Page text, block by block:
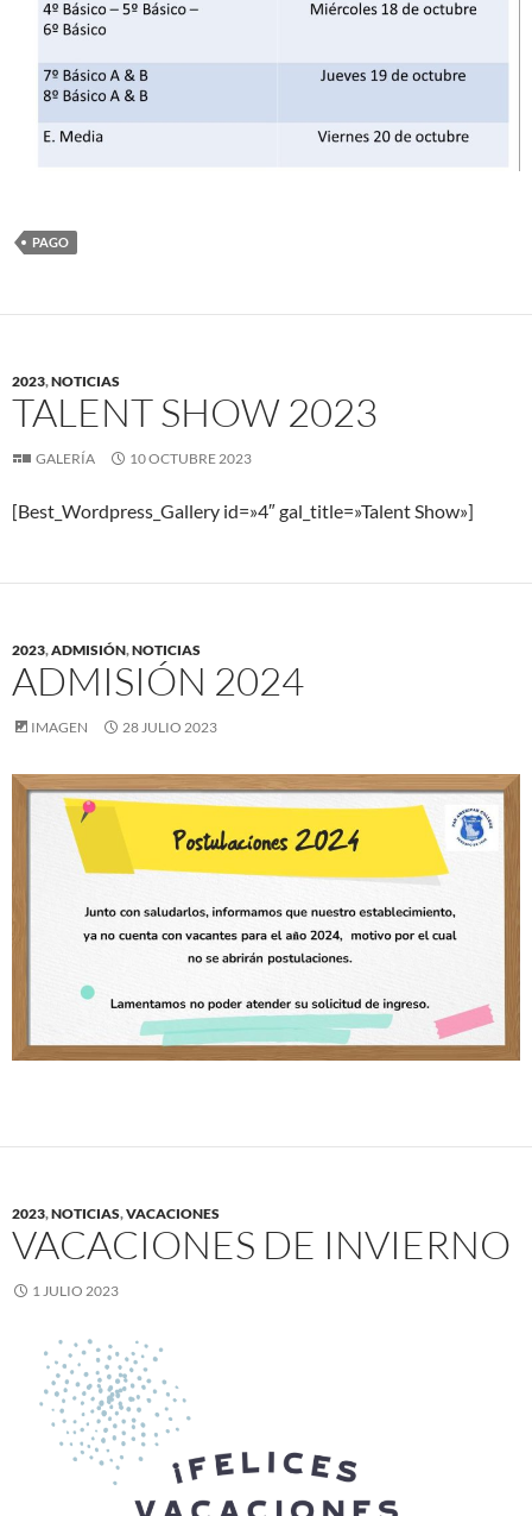
PAGO
2023,NOTICIAS
TALENT SHOW 2023
GALERÍA 10 OCTUBRE 2023
[Best_Wordpress_Gallery id=»4″ gal_title=»Talent Show»]
2023,ADMISIÓN,NOTICIAS
ADMISIÓN 2024
IMAGEN 28 JULIO 2023
2023,NOTICIAS,VACACIONES
VACACIONES DE INVIERNO
1 JULIO 2023